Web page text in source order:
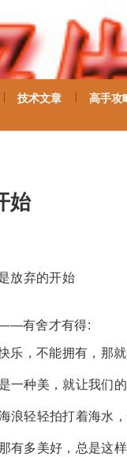
技术文章
高手攻
始
放弃的开始
——有舍才有得:
乐，不能拥有，那
一种美，就让我们
浪轻轻拍打着海水
有多美好，总是这